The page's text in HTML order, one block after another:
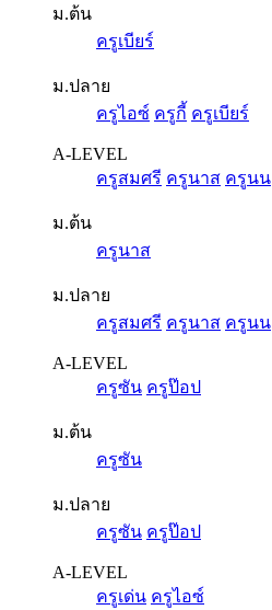
ม.ต้น
ครูเบียร์
ม.ปลาย
ครูไอซ์ ครูกี้ ครูเบียร์
A-LEVEL
ครูสมศรี ครูนาส ครูนน
ม.ต้น
ครูนาส
ม.ปลาย
ครูสมศรี ครูนาส ครูนน
A-LEVEL
ครูซัน ครูป๊อป
ม.ต้น
ครูซัน
ม.ปลาย
ครูซัน ครูป๊อป
A-LEVEL
ครูเด่น ครูไอซ์